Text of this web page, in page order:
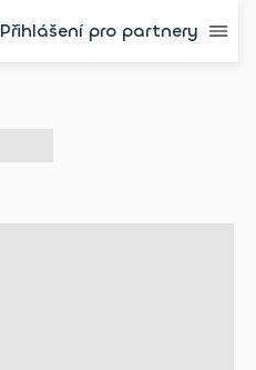
Přihlášení pro partnery